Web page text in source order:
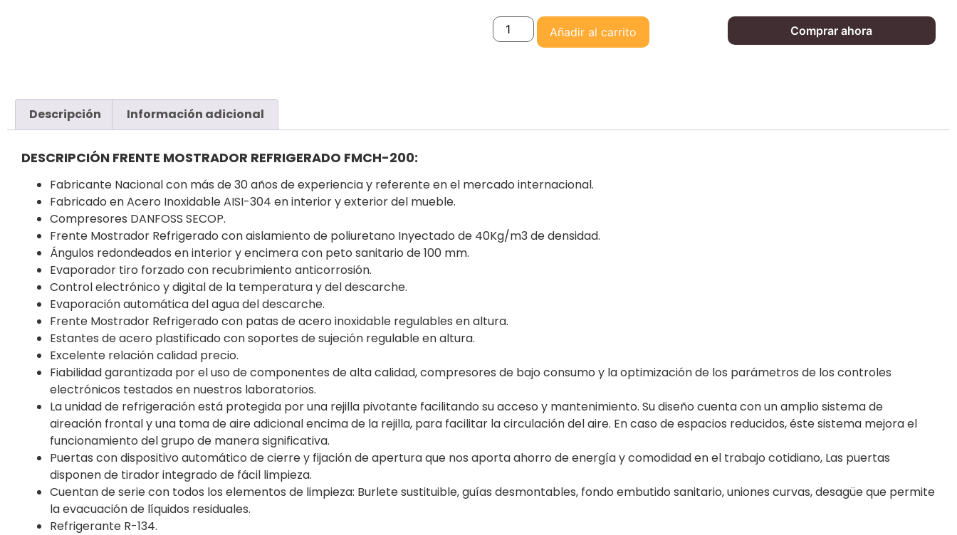
Añadir al carrito Comprar ahora
Descripción Información adicional
DESCRIPCIÓN FRENTE MOSTRADOR REFRIGERADO FMCH-200:
Fabricante Nacional con más de 30 años de experiencia y referente en el mercado internacional.
Fabricado en Acero Inoxidable AISI-304 en interior y exterior del mueble.
Compresores DANFOSS SECOP.
Frente Mostrador Refrigerado con aislamiento de poliuretano Inyectado de 40Kg/m3 de densidad.
Ángulos redondeados en interior y encimera con peto sanitario de 100 mm.
Evaporador tiro forzado con recubrimiento anticorrosión.
Control electrónico y digital de la temperatura y del descarche.
Evaporación automática del agua del descarche.
Frente Mostrador Refrigerado con patas de acero inoxidable regulables en altura.
Estantes de acero plastificado con soportes de sujeción regulable en altura.
Excelente relación calidad precio.
Fiabilidad garantizada por el uso de componentes de alta calidad, compresores de bajo consumo y la optimización de los parámetros de los controles
electrónicos testados en nuestros laboratorios.
La unidad de refrigeración está protegida por una rejilla pivotante facilitando su acceso y mantenimiento. Su diseño cuenta con un amplio sistema de
aireación frontal y una toma de aire adicional encima de la rejilla, para facilitar la circulación del aire. En caso de espacios reducidos, éste sistema mejora el
funcionamiento del grupo de manera significativa.
Puertas con dispositivo automático de cierre y fijación de apertura que nos aporta ahorro de energía y comodidad en el trabajo cotidiano, Las puertas
disponen de tirador integrado de fácil limpieza.
Cuentan de serie con todos los elementos de limpieza: Burlete sustituible, guías desmontables, fondo embutido sanitario, uniones curvas, desagüe que permite
la evacuación de líquidos residuales.
Refrigerante R-134.